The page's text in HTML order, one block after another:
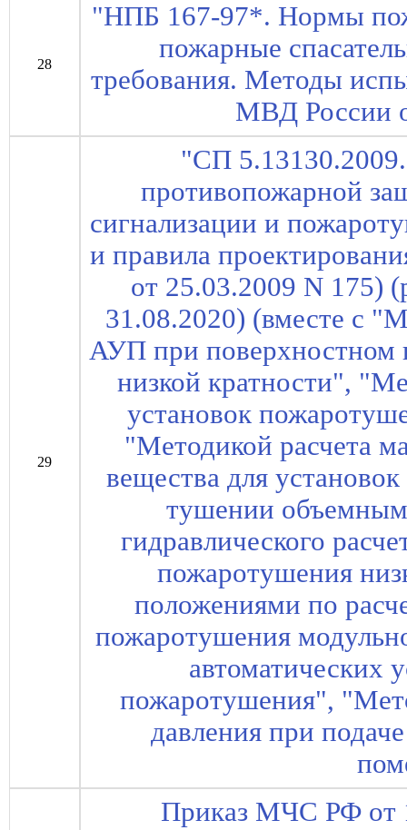
28
"НПБ 167-97*. Нормы
пожарные
требования. Методы
МВД России
29
"СП
противопожарной
сигнализации и
и правила
от 25.03.2009 N 175)
31.08.2020) (вместе с
АУП при поверхностном
низкой кратности",
установок
"Методикой расчета
вещества для
тушении
гидравлического
пожаротушения
положениями по
пожаротушения
автоматических
пожаротушения",
давления при
Приказ МЧС РФ от